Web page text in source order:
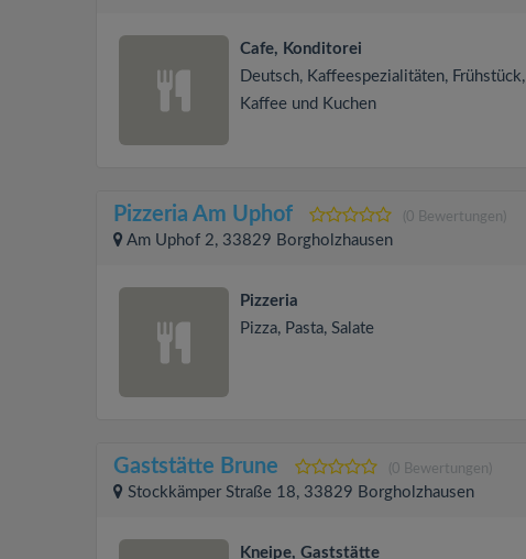
Cafe, Konditorei
Deutsch, Kaffeespezialitäten, Frühstück,
Kaffee und Kuchen
Pizzeria Am Uphof (0 Bewertungen)
Am Uphof 2, 33829 Borgholzhausen
Pizzeria
Pizza, Pasta, Salate
Gaststätte Brune (0 Bewertungen)
Stockkämper Straße 18, 33829 Borgholzhausen
Kneipe, Gaststätte